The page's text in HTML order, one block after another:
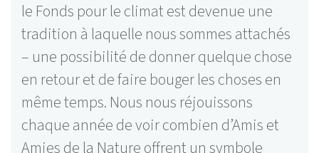
le Fonds pour le climat est devenue une
tradition à laquelle nous sommes attachés
– une possibilité de donner quelque chose
en retour et de faire bouger les choses en
même temps. Nous nous réjouissons
chaque année de voir combien d’Amis et
Amies de la Nature offrent un symbole